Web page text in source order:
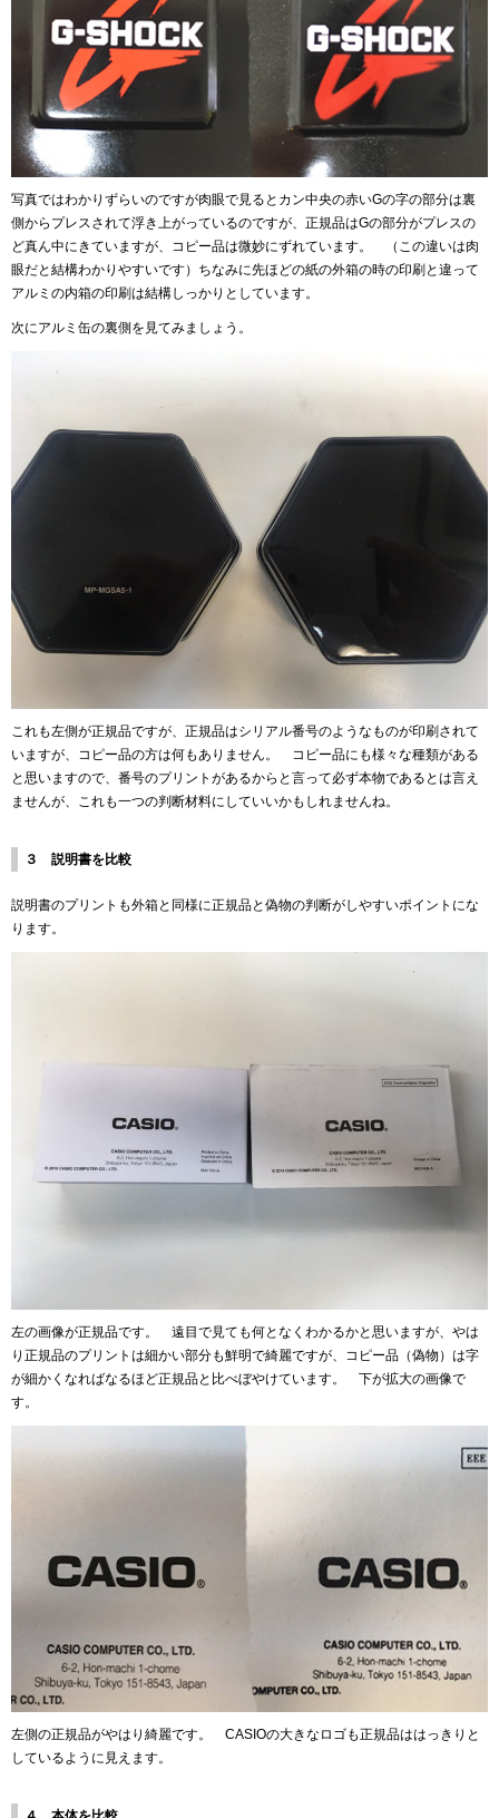
写真ではわかりずらいのですが肉眼で見るとカン中央の赤いGの字の部分は裏
側からプレスされて浮き上がっているのですが、正規品はGの部分がプレスの
ど真ん中にきていますが、コピー品は微妙にずれています。 （この違いは肉
眼だと結構わかりやすいです）ちなみに先ほどの紙の外箱の時の印刷と違って
アルミの内箱の印刷は結構しっかりとしています。
次にアルミ缶の裏側を見てみましょう。
これも左側が正規品ですが、正規品はシリアル番号のようなものが印刷されて
いますが、コピー品の方は何もありません。 コピー品にも様々な種類がある
と思いますので、番号のプリントがあるからと言って必ず本物であるとは言え
ませんが、これも一つの判断材料にしていいかもしれませんね。
３ 説明書を比較
説明書のプリントも外箱と同様に正規品と偽物の判断がしやすいポイントにな
ります。
左の画像が正規品です。 遠目で見ても何となくわかるかと思いますが、やは
り正規品のプリントは細かい部分も鮮明で綺麗ですが、コピー品（偽物）は字
が細かくなればなるほど正規品と比べぼやけています。 下が拡大の画像で
す。
左側の正規品がやはり綺麗です。 CASIOの大きなロゴも正規品ははっきりと
しているように見えます。